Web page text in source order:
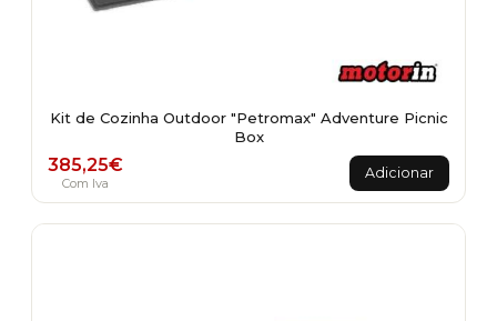
Kit de Cozinha Outdoor "Petromax" Adventure Picnic
Box
385,25€
Com Iva
Adicionar